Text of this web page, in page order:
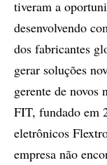
tiveram a
desenvolvendo
dos fabricantes
gerar soluções
gerente de novos
FIT, fundado em
eletrônicos
empresa não